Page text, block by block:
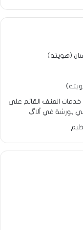
(هويته)
مقدمي خدمات العنف القائم على
بورشة في ألاگ